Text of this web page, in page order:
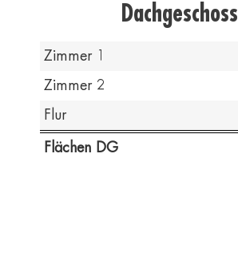
Dachgeschoss
Zimmer 1
Zimmer 2
Flur
Flächen DG